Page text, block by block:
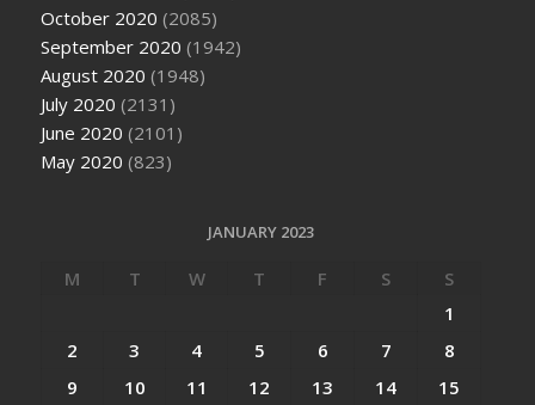
October 2020 (2085)
September 2020 (1942)
August 2020 (1948)
July 2020 (2131)
June 2020 (2101)
May 2020 (823)
JANUARY 2023
M T W T F S
S
1
2
3 4 5 6 7
8
9
10 11 12 13 14 15